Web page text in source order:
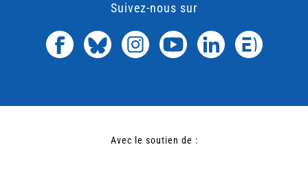
Suivez-nous sur
Avec le soutien de :